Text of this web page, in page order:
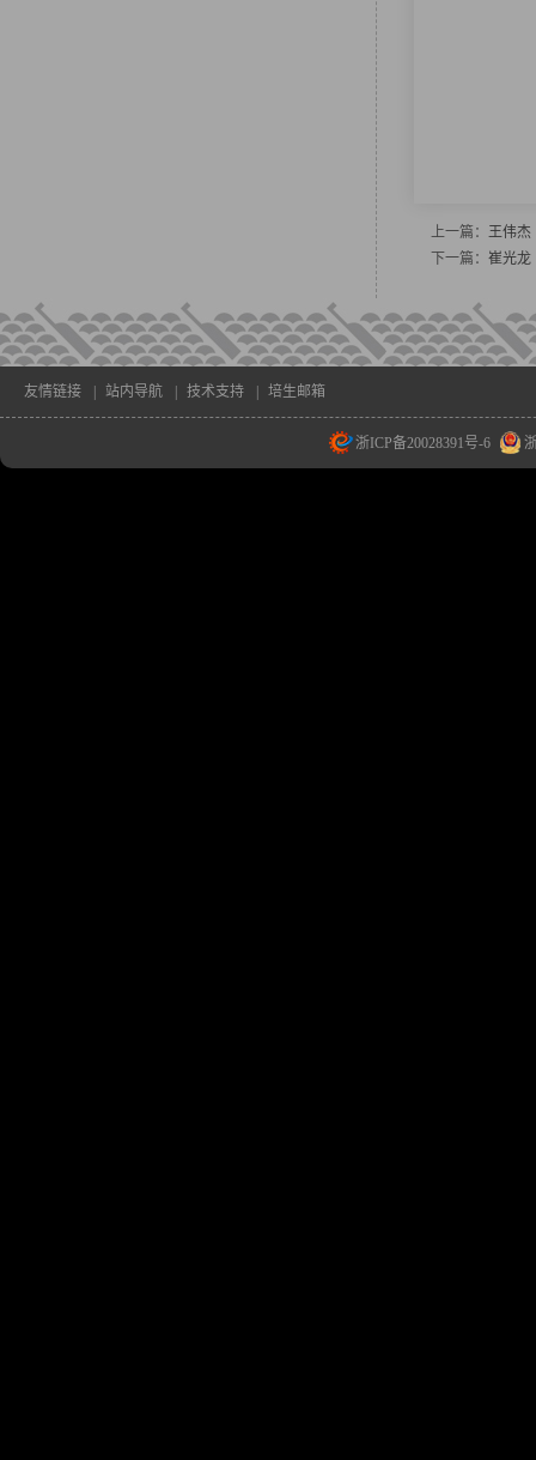
上一篇： 王伟杰
下一篇： 崔光龙
友情链接 站内导航 技术支持 培生邮箱
浙ICP备20028391号-6